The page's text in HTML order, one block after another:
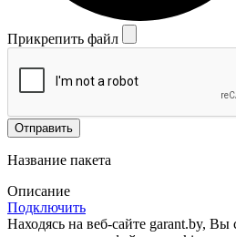
Прикрепить файл
Отправить
Название пакета
Описание
Подключить
Находясь на веб-сайте garant.by, Вы